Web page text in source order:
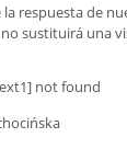
la respuesta de
sustituirá una
not found